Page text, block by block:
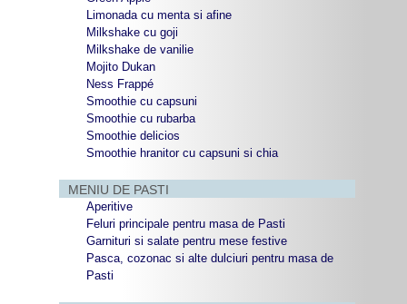
Limonada cu menta si afine
Milkshake cu goji
Milkshake de vanilie
Mojito Dukan
Ness Frappé
Smoothie cu capsuni
Smoothie cu rubarba
Smoothie delicios
Smoothie hranitor cu capsuni si chia
MENIU DE PASTI
Aperitive
Feluri principale pentru masa de Pasti
Garnituri si salate pentru mese festive
Pasca, cozonac si alte dulciuri pentru masa de
Pasti